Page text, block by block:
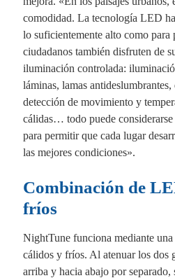
comodidad. La tecnología LED
lo suficientemente alto como para
ciudadanos también disfruten de
iluminación controlada:
láminas, lamas
detección de movimiento y
cálidas… todo puede
para permitir que cada lugar
las mejores condiciones».
Combinación de
fríos
NightTune funciona mediante
cálidos y fríos. Al atenuar los dos
arriba y hacia abajo por separado,